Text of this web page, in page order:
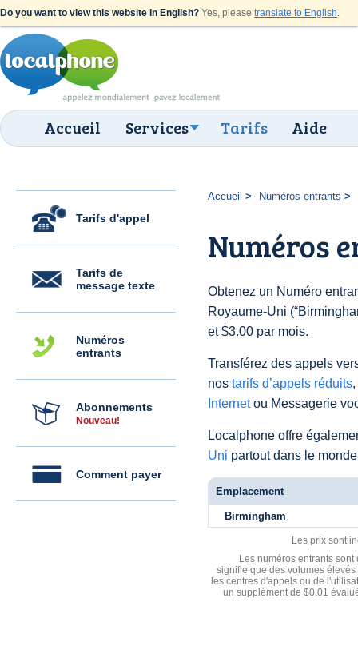
Do you want to view this website in English? Yes, please translate to English.
Accueil Services Tarifs Aide
Tarifs d'appel
Tarifs de
message texte
Numéros
entrants
Abonnements
Nouveau!
Comment payer
Accueil Numéros entrants
Numéros
Obtenez un Numéro
Royaume-Uni
et $3.00 par mois.
Transférez des appels
nos tarifs d’appels réduits
Internetou Messagerie
Localphone offre
Uni partout dans le
Emplacement
Birmingham
Les prix sont
Les numéros entrants
signifie que des volumes
les centres d'appels ou de
un supplément de $0.01